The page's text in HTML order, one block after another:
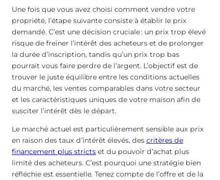
Une fois que vous avez choisi comment vendre votre
propriété, l’étape suivante consiste à établir le prix
demandé. C’est une décision cruciale : un prix trop élevé
risque de freiner l’intérêt des acheteurs et de prolonger
la durée d’inscription, tandis qu’un prix trop bas
pourrait vous faire perdre de l’argent. L’objectif est de
trouver le juste équilibre entre les conditions actuelles
du marché, les ventes comparables dans votre secteur
et les caractéristiques uniques de votre maison afin de
susciter l’intérêt dès le départ.
Le marché actuel est particulièrement sensible aux prix
en raison des taux d’intérêt élevés, des critères de
financement plus stricts et du pouvoir d’achat plus
limité des acheteurs. C’est pourquoi une stratégie bien
réfléchie est essentielle. Tenez compte de l’offre et de la